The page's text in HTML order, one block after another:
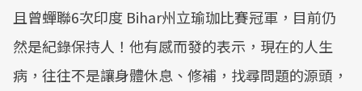
且曾蟬聯6次印度 Bihar州立瑜珈比賽冠軍，目前仍
然是紀錄保持人！他有感而發的表示，現在的人生
病，往往不是讓身體休息、修補，找尋問題的源頭，